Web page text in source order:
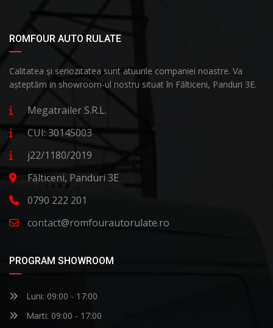
ROMFOUR AUTO RULATE
Calitatea și seriozitatea sunt atuurile companiei noastre. Va
așteptăm in showroom-ul nostru situat în Fălticeni, Panduri 3E.
Megatrailer S.R.L.
CUI: 30145003
j22/1180/2019
Fălticeni, Panduri 3E
0790 222 201
contact@romfourautorulate.ro
PROGRAM SHOWROOM
Luni: 09:00 - 17:00
Marti: 09:00 - 17:00